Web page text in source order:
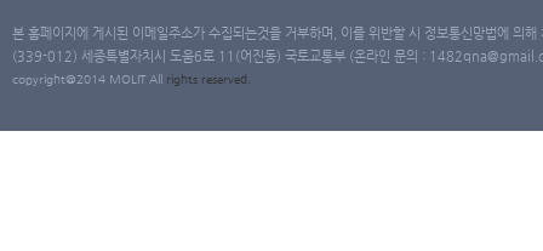
본 홈페이지에 게시된 이메일주소가 수집되는것을 거부하며, 이를 위반할 시 정보통신망법에 의
(339-012) 세종특별자치시 도움6로 11(어진동) 국토교통부 (온라인 문의 :
copyright@2014 MOLIT All rights reserved.